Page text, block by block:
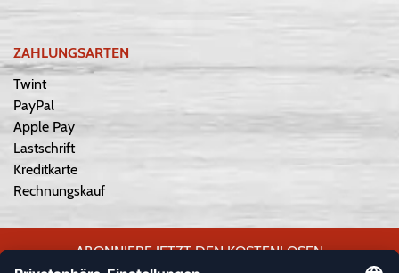
ZAHLUNGSARTEN
Twint
PayPal
Apple Pay
Lastschrift
Kreditkarte
Rechnungskauf
ABONNIERE JETZT DEN KOSTENLOSEN